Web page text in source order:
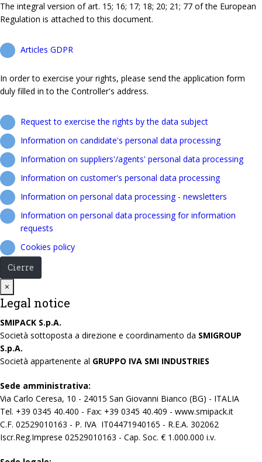
The integral version of art. 15; 16; 17; 18; 20; 21; 77 of the European
Regulation is attached to this document.
Articles GDPR
In order to exercise your rights, please send the application form
duly filled in to the Controller's address.
Request to exercise the rights by the data subject
Information on candidate's personal data processing
Information on suppliers'/agents' personal data processing
Information on customer's personal data processing
Information on personal data processing - newsletters
Information on personal data processing for information
requests
Cookies policy
Cierre
×
Legal notice
SMIPACK S.p.A.
Società sottoposta a direzione e coordinamento da SMIGROUP
S.p.A.
Società appartenente al GRUPPO IVA SMI INDUSTRIES
Sede amministrativa:
Via Carlo Ceresa, 10 - 24015 San Giovanni Bianco (BG) - ITALIA
Tel. +39 0345 40.400 - Fax: +39 0345 40.409 - www.smipack.it
C.F. 02529010163 - P. IVA IT04471940165 - R.E.A. 302062
Iscr.Reg.Imprese 02529010163 - Cap. Soc. € 1.000.000 i.v.